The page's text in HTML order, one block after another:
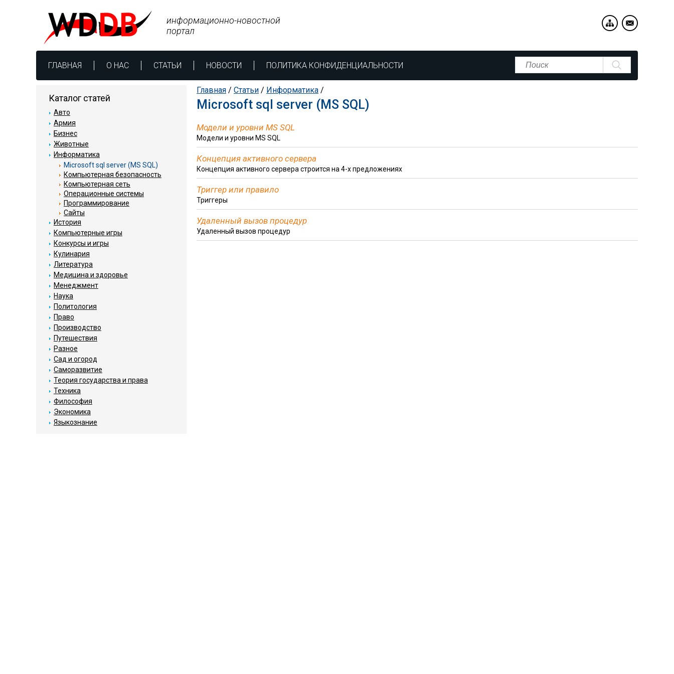
ГЛАВНАЯ О НАС СТАТЬИ НОВОСТИ ПОЛИТИКА КОНФИДЕНЦИАЛЬНОСТИ
информационно-новостной
портал
Главная / Статьи / Информатика /
Microsoft sql server (MS SQL)
Модели и уровни MS SQL
Модели и уровни MS SQL
Концепция активного сервера
Концепция активного сервера строится на 4-х предложениях
Триггер или правило
Триггеры
Удаленный вызов процедур
Удаленный вызов процедур
Каталог статей
Авто
Армия
Бизнес
Животные
Информатика
Microsoft sql server (MS SQL)
Компьютерная безопасность
Компьютерная сеть
Операционные системы
Программирование
Сайты
История
Компьютерные игры
Конкурсы и игры
Кулинария
Литература
Медицина и здоровье
Менеджмент
Наука
Политология
Право
Производство
Путешествия
Разное
Сад и огород
Саморазвитие
Теория государства и права
Техника
Философия
Экономика
Языкознание